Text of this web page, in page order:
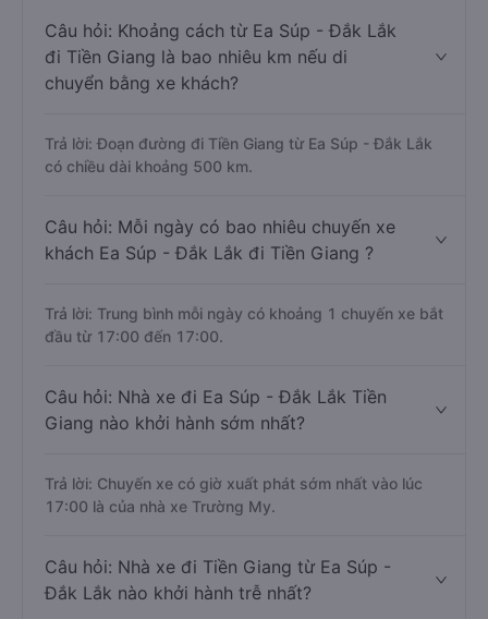
Câu hỏi: Khoảng cách từ Ea Súp - Đắk Lắk
đi Tiền Giang là bao nhiêu km nếu di
chuyển bằng xe khách?
Trả lời: Đoạn đường đi Tiền Giang từ Ea Súp - Đắk Lắk
có chiều dài khoảng 500 km.
Câu hỏi: Mỗi ngày có bao nhiêu chuyến xe
khách Ea Súp - Đắk Lắk đi Tiền Giang ?
Trả lời: Trung bình mỗi ngày có khoảng 1 chuyến xe bắt
đầu từ 17:00 đến 17:00.
Câu hỏi: Nhà xe đi Ea Súp - Đắk Lắk Tiền
Giang nào khởi hành sớm nhất?
Trả lời: Chuyến xe có giờ xuất phát sớm nhất vào lúc
17:00 là của nhà xe Trường My.
Câu hỏi: Nhà xe đi Tiền Giang từ Ea Súp -
Đắk Lắk nào khởi hành trễ nhất?